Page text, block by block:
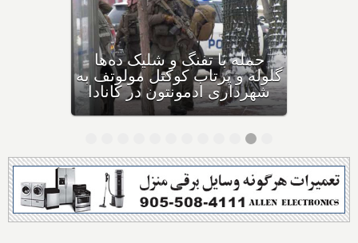
بهداشت کانادا: این داروی
کودکان، ماست و چیا، را
مصرف نکنید و این تشک نیز
احتمال خفگی دارد